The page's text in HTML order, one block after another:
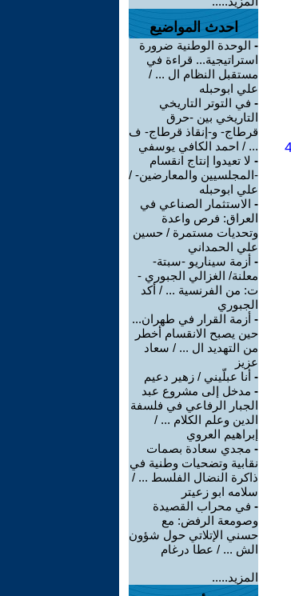
احدث المواضيع
- الوحدة الوطنية ضرورة
استراتيجية... قراءة في
مستقبل النظام ال ... /
علي ابوحبله
- في التوتر التاريخي
التاريخي بين -حرق
قرطاج- و-إنقاذ قرطاج- ف
... / احمد الكافي يوسفي
- لا تعيدوا إنتاج انقسام
-المجلسيين والمعارضين- /
علي ابوحبله
- الاستثمار الصناعي في
العراق: فرص واعدة
وتحديات مستمرة / حسين
علي الحمداني
- أزمة سيناريو -سبتة-
معلنة/ الغزالي الجبوري -
ت: من الفرنسية ... / أكد
الجبوري
- أزمة القرار في طهران...
حين يصبح الانقسام أخطر
من التهديد ال ... / سعاد
عزيز
- أنا عبلّيني / زهير دعيم
- مدخل إلى مشروع عبد
الجبار الرفاعي في فلسفة
الدين وعلم الكلام ... /
إبراهيم العروي
- مجدي سعادة بصمات
نقابية وتضحيات وطنية في
ذاكرة النضال الفلسط ... /
سلامه ابو زعيتر
- في محراب القصيدة
وصومعة الرفض: مع
حسني الإتلاتي حول شؤون
الش ... / عطا درغام
المزيد.....